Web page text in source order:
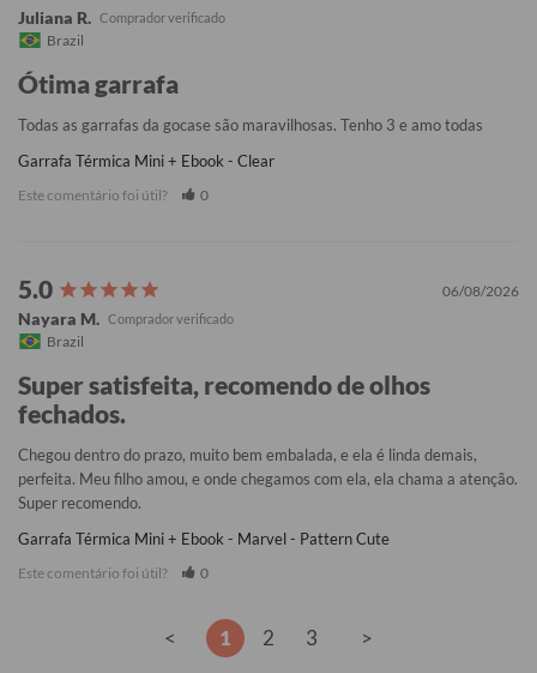
Juliana R.
Brazil
Ótima garrafa
Todas as garrafas da gocase são maravilhosas. Tenho 3 e amo todas
Garrafa Térmica Mini + Ebook - Clear
Este comentário foi útil? 0
06/08/2026
Nayara M.
Brazil
Super satisfeita, recomendo de olhos
fechados.
Chegou dentro do prazo, muito bem embalada, e ela é linda demais,
perfeita. Meu filho amou, e onde chegamos com ela, ela chama a atenção.
Super recomendo.
Garrafa Térmica Mini + Ebook - Marvel - Pattern Cute
Este comentário foi útil? 0
< 1 2 3 >